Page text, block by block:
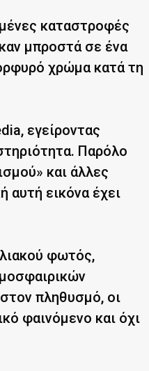
καταστροφές
μπροστά σε ένα
χρώμα κατά τη
εγείροντας
Παρόλο
και άλλες
αυτή εικόνα έχει
φωτός,
πληθυσμό, οι
φαινόμενο και όχι